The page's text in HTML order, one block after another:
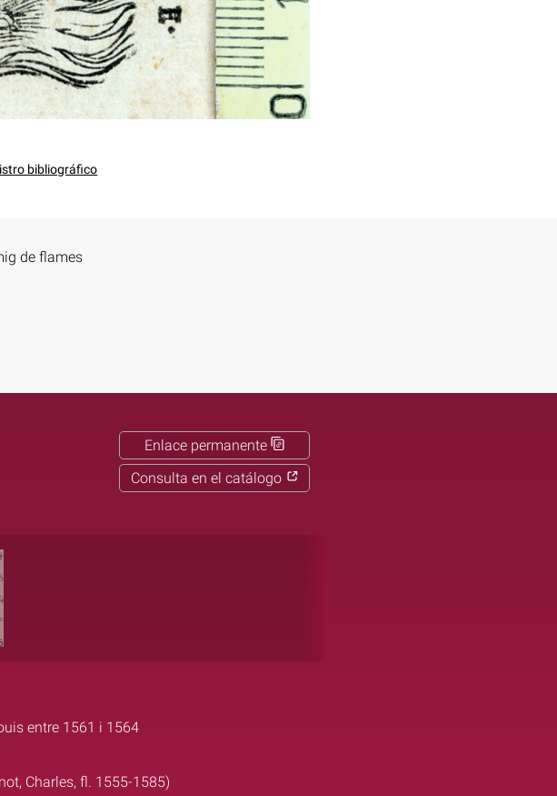
bibliográfico
de flames
Enlace permanente
Consulta en el catálogo
entre 1561 i 1564
Charles, fl. 1555-1585)